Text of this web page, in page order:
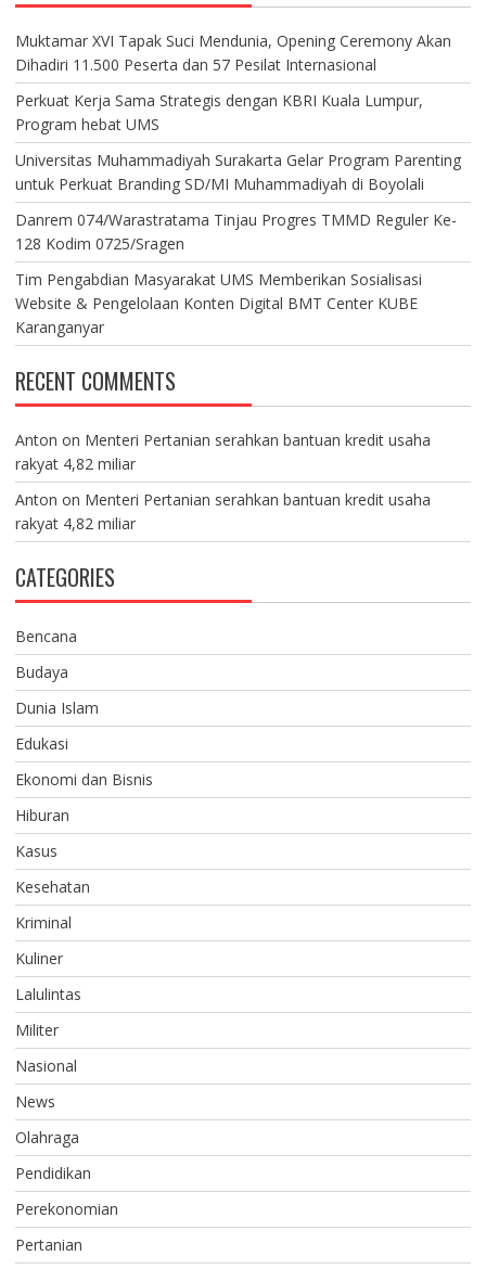
Muktamar XVI Tapak Suci Mendunia, Opening Ceremony Akan
Dihadiri 11.500 Peserta dan 57 Pesilat Internasional
Perkuat Kerja Sama Strategis dengan KBRI Kuala Lumpur,
Program hebat UMS
Universitas Muhammadiyah Surakarta Gelar Program Parenting
untuk Perkuat Branding SD/MI Muhammadiyah di Boyolali
Danrem 074/Warastratama Tinjau Progres TMMD Reguler Ke-
128 Kodim 0725/Sragen
Tim Pengabdian Masyarakat UMS Memberikan Sosialisasi
Website & Pengelolaan Konten Digital BMT Center KUBE
Karanganyar
RECENT COMMENTS
Anton on Menteri Pertanian serahkan bantuan kredit usaha
rakyat 4,82 miliar
Anton on Menteri Pertanian serahkan bantuan kredit usaha
rakyat 4,82 miliar
CATEGORIES
Bencana
Budaya
Dunia Islam
Edukasi
Ekonomi dan Bisnis
Hiburan
Kasus
Kesehatan
Kriminal
Kuliner
Lalulintas
Militer
Nasional
News
Olahraga
Pendidikan
Perekonomian
Pertanian